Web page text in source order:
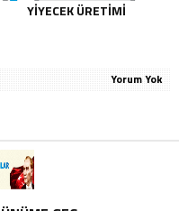
YIYECEK ÜRETIMI
Yorum Yok